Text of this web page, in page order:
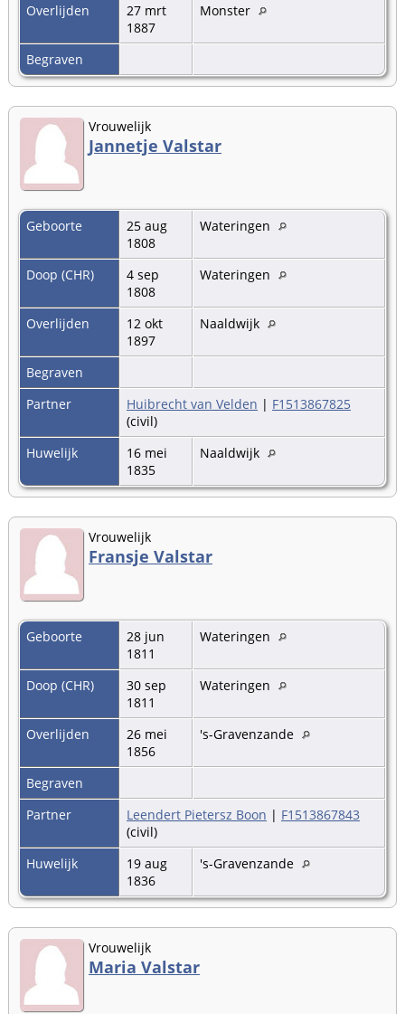
Overlijden
27 mrt
1887
Monster
Begraven
Vrouwelijk
Jannetje Valstar
Geboorte
25 aug
1808
Wateringen
Doop (CHR)
4 sep
1808
Wateringen
Overlijden
12 okt
1897
Naaldwijk
Begraven
Partner
Huibrecht van Velden | F1513867825
(civil)
Huwelijk
16 mei
1835
Naaldwijk
Vrouwelijk
Fransje Valstar
Geboorte
28 jun
1811
Wateringen
Doop (CHR)
30 sep
1811
Wateringen
Overlijden
26 mei
1856
's-Gravenzande
Begraven
Partner
Leendert Pietersz Boon | F1513867843
(civil)
Huwelijk
19 aug
1836
's-Gravenzande
Vrouwelijk
Maria Valstar